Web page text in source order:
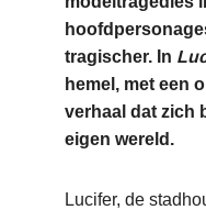
tragischer. In
hemel, met een
verhaal dat zich
eigen wereld.
Lucifer, de